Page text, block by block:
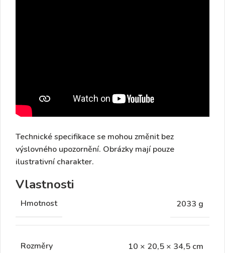
Technické specifikace se mohou změnit bez
výslovného upozornění. Obrázky mají pouze
ilustrativní charakter.
Vlastnosti
Hmotnost 2033 g
Rozměry 10 × 20,5 × 34,5 cm